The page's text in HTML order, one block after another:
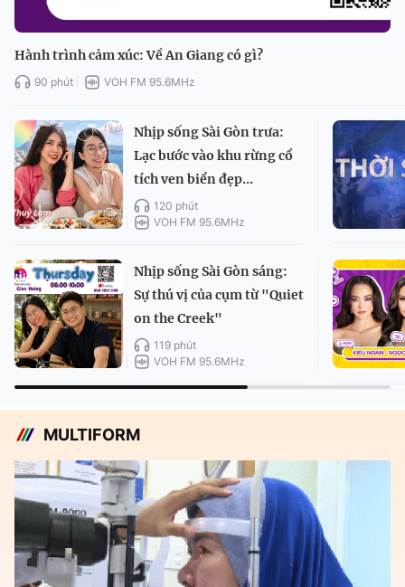
Hành trình cảm xúc: Về An Giang có gì?
90 phút VOH FM 95.6MHz
Nhịp sống Sài Gòn trưa:
Lạc bước vào khu rừng cổ
tích ven biển đẹp...
120 phút
VOH FM 95.6MHz
Nhịp sống Sài Gòn sáng:
Sự thú vị của cụm từ "Quiet
on the Creek"
119 phút
VOH FM 95.6MHz
MULTIFORM